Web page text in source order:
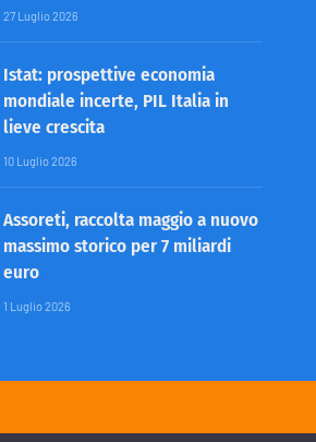
27 Luglio 2026
Istat: prospettive economia
mondiale incerte, PIL Italia in
lieve crescita
10 Luglio 2026
Assoreti, raccolta maggio a nuovo
massimo storico per 7 miliardi
euro
1 Luglio 2026